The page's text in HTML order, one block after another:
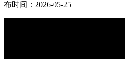
布时间：2026-05-25